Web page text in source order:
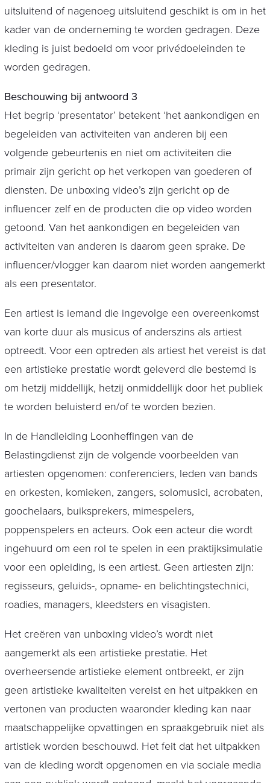
uitsluitend of nagenoeg uitsluitend geschikt is om in het
kader van de onderneming te worden gedragen. Deze
kleding is juist bedoeld om voor privédoeleinden te
worden gedragen.
Beschouwing bij antwoord 3
Het begrip ‘presentator’ betekent ‘het aankondigen en
begeleiden van activiteiten van anderen bij een
volgende gebeurtenis en niet om activiteiten die
primair zijn gericht op het verkopen van goederen of
diensten. De unboxing video’s zijn gericht op de
influencer zelf en de producten die op video worden
getoond. Van het aankondigen en begeleiden van
activiteiten van anderen is daarom geen sprake. De
influencer/vlogger kan daarom niet worden aangemerkt
als een presentator.
Een artiest is iemand die ingevolge een overeenkomst
van korte duur als musicus of anderszins als artiest
optreedt. Voor een optreden als artiest het vereist is dat
een artistieke prestatie wordt geleverd die bestemd is
om hetzij middellijk, hetzij onmiddellijk door het publiek
te worden beluisterd en/of te worden bezien.
In de Handleiding Loonheffingen van de
Belastingdienst zijn de volgende voorbeelden van
artiesten opgenomen: conferenciers, leden van bands
en orkesten, komieken, zangers, solomusici, acrobaten,
goochelaars, buiksprekers, mimespelers,
poppenspelers en acteurs. Ook een acteur die wordt
ingehuurd om een rol te spelen in een praktijksimulatie
voor een opleiding, is een artiest. Geen artiesten zijn:
regisseurs, geluids-, opname- en belichtingstechnici,
roadies, managers, kleedsters en visagisten.
Het creëren van unboxing video’s wordt niet
aangemerkt als een artistieke prestatie. Het
overheersende artistieke element ontbreekt, er zijn
geen artistieke kwaliteiten vereist en het uitpakken en
vertonen van producten waaronder kleding kan naar
maatschappelijke opvattingen en spraakgebruik niet als
artistiek worden beschouwd. Het feit dat het uitpakken
van de kleding wordt opgenomen en via sociale media